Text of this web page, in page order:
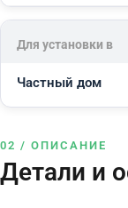
Для установки в
Частный дом
02 / ОПИСАНИЕ
Детали и